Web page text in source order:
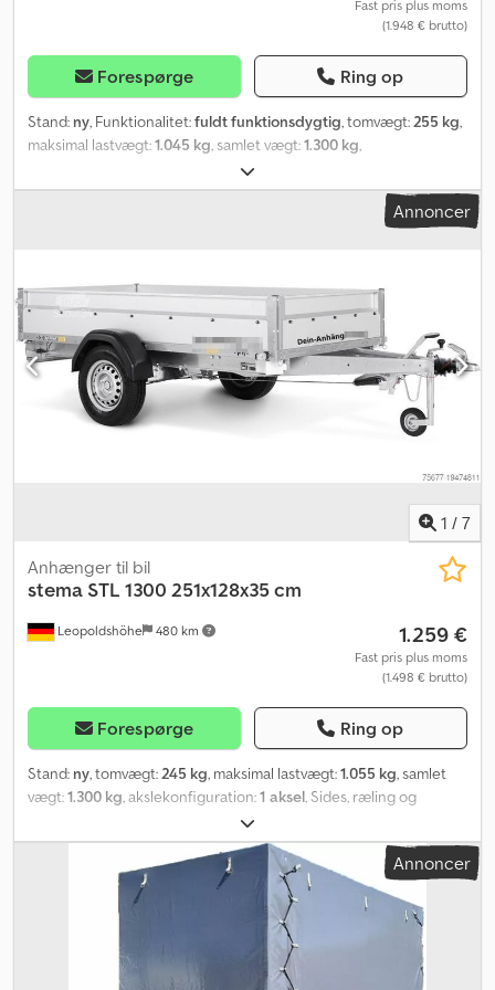
Fast pris plus moms
(1.948 € brutto)
Forespørge Ring op
Stand: ny, Funktionalitet:fuldt funktionsdygtig, tomvægt:255 kg,
maksimal lastvægt:1.045 kg, samlet vægt:1.300 kg,
, længde af lastrum:
læsningsbredde:1.280 mm, lastepladshøjde:1.500 mm,
, Model: STL 1300 O2 13-25-13.1 Type: Lavlader
371 x 177 x 204 cm Dækstørrelse: 13'' 6 surringsøjer 35 cm sidevæg
Annoncer
1 / 7
Leopoldshöhe 480 km
Anhænger til bil
stema STL 1300 251x128x35 cm
1.259 €
Fast pris plus moms
(1.498 € brutto)
Forespørge Ring op
Stand: ny, tomvægt: 245 kg, maksimal lastvægt:1.055 kg, samlet
vægt:1.300 kg , akslekonfiguration:1 aksel , Sides, ræling og
lignende Cedpfx Abswwmn Ne Tsha - Klap- og aftagelig bagvæg -
Med langtidsholdbar og høj kvalitet korrosionsbeskyttelse -
Sidevægge af stålplade med Galvalume (aluminium-zink-
belægning), enkeltvægget - Med robuste vinkellåse - Fast forvæg
- Sidehøjde 35 cm Fastgørelsesmuligheder til presenninger og
net - Monterede fastgørelsesknapper til fiksering af
presenninger og net Chassis og ramme - Optimal vejgreb
gennem testbaneafprøvet chassis med STEMA sikkerheds-V-
Annoncer